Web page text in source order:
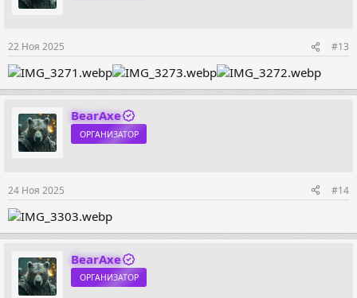
22 Ноя 2025 #13
BearAxe
ОРГАНИЗАТОР
24 Ноя 2025 #14
BearAxe
ОРГАНИЗАТОР